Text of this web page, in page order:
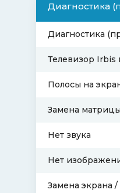
Диагностика
Диагностика
Телевизор Irbis
Полосы на
Замена
Нет звука
Нет
Замена экрана